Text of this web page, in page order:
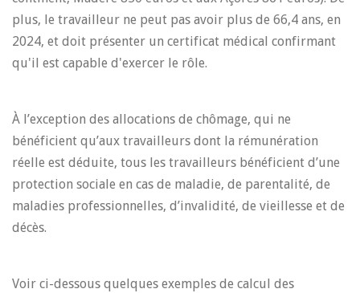
plus, le travailleur ne peut pas avoir plus de 66,4 ans, en
2024, et doit présenter un certificat médical confirmant
qu'il est capable d'exercer le rôle.
À l’exception des allocations de chômage, qui ne
bénéficient qu’aux travailleurs dont la rémunération
réelle est déduite, tous les travailleurs bénéficient d’une
protection sociale en cas de maladie, de parentalité, de
maladies professionnelles, d’invalidité, de vieillesse et de
décès.
Voir ci-dessous quelques exemples de calcul des